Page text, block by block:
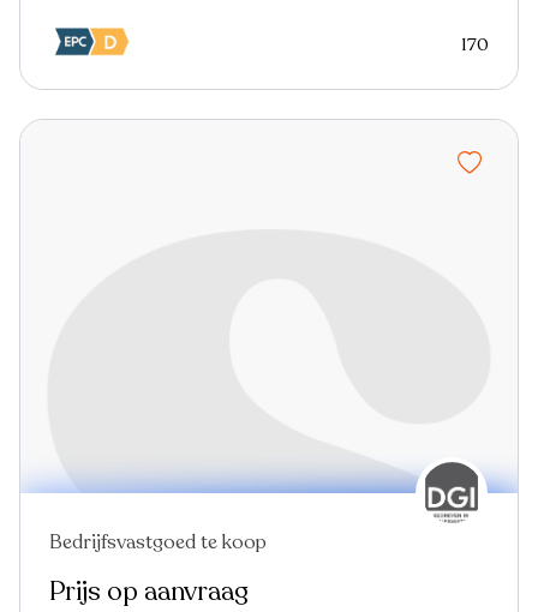
170
Bedrijfsvastgoed te koop
Prijs op aanvraag